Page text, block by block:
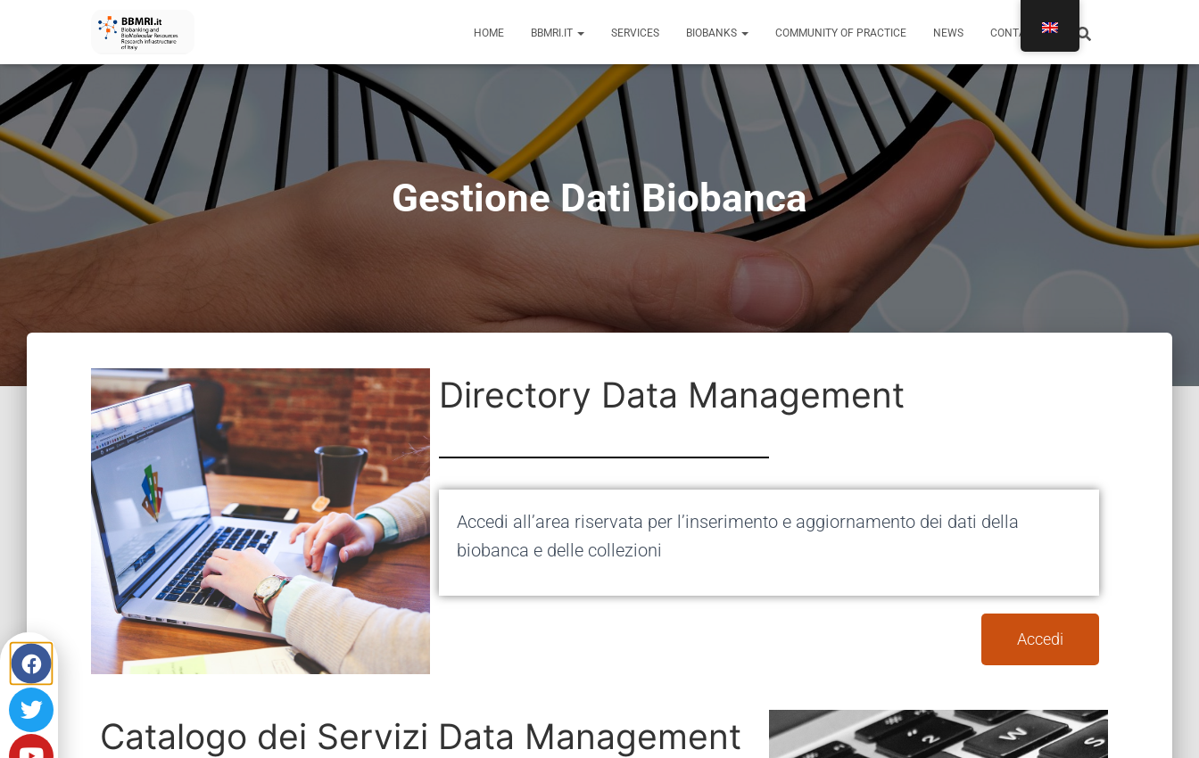
HOME BBMRI.IT SERVICES BIOBANKS COMMUNITY OF PRACTICE NEWS CONTACTS
Gestione Dati Biobanca
Directory Data Management
Accedi all’area riservata per l’inserimento e aggiornamento dei dati della
biobanca e delle collezioni
Accedi
Catalogo dei Servizi Data Management